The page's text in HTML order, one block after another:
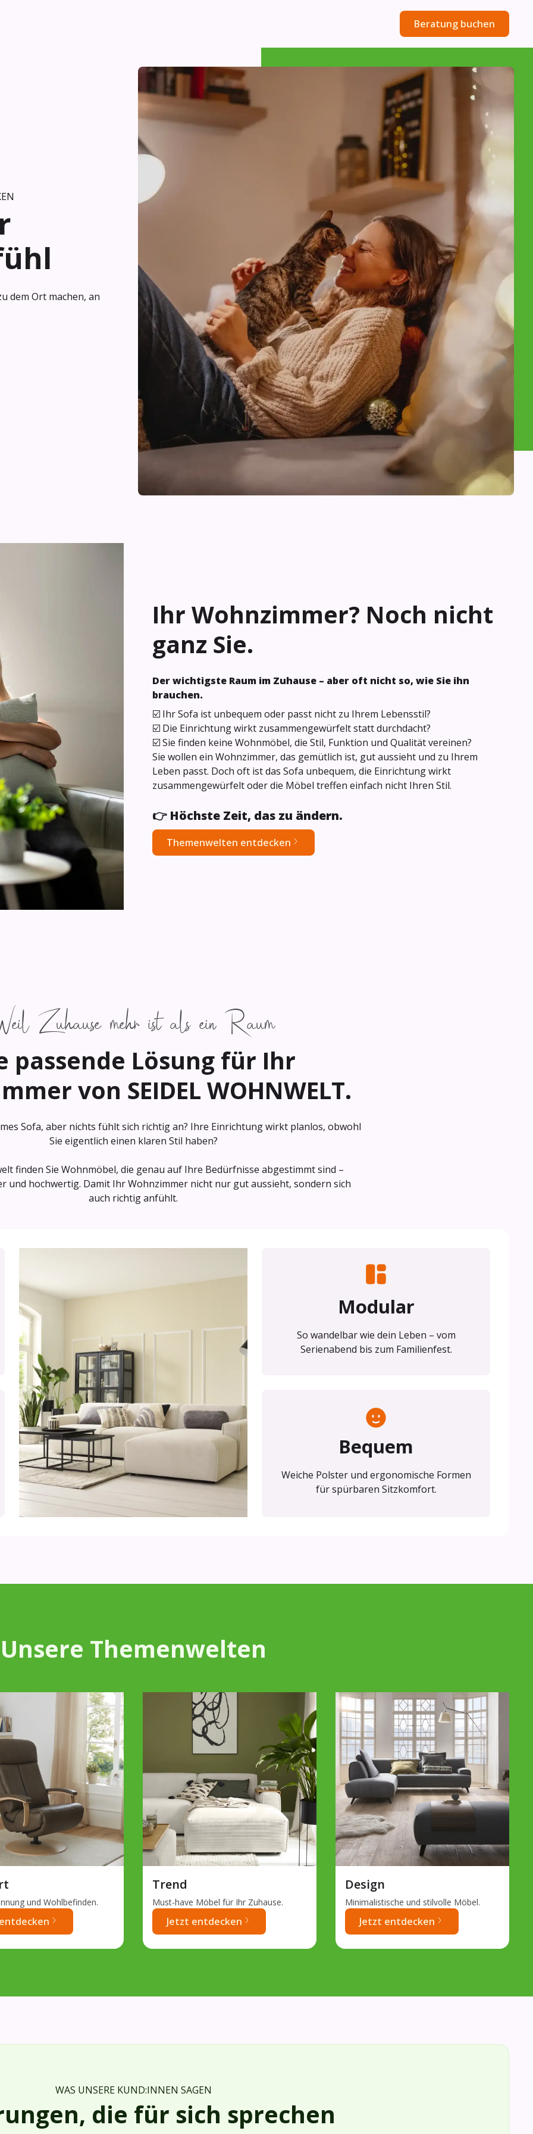
Beratung buchen
dem Ort machen, an
Ihr Wohnzimmer? Noch nicht
ganz Sie.
Der wichtigste Raum im Zuhause – aber oft nicht so, wie Sie ihn
brauchen.
☑️ Ihr Sofa ist unbequem oder passt nicht zu Ihrem Lebensstil?
☑️ Die Einrichtung wirkt zusammengewürfelt statt durchdacht?
☑️ Sie finden keine Wohnmöbel, die Stil, Funktion und Qualität vereinen?
Sie wollen ein Wohnzimmer, das gemütlich ist, gut aussieht und zu Ihrem
Leben passt. Doch oft ist das Sofa unbequem, die Einrichtung wirkt
zusammengewürfelt oder die Möbel treffen einfach nicht Ihren Stil.
👉 Höchste Zeit, das zu ändern.
Themenwelten entdecken
Zuhause mehr ist als ein Raum
passende Lösung für Ihr
von SEIDEL WOHNWELT.
Sofa, aber nichts fühlt sich richtig an? Ihre Einrichtung wirkt planlos, obwohl
Sie eigentlich einen klaren Stil haben?
finden Sie Wohnmöbel, die genau auf Ihre Bedürfnisse abgestimmt sind –
und hochwertig. Damit Ihr Wohnzimmer nicht nur gut aussieht, sondern sich
auch richtig anfühlt.
Modular
So wandelbar wie dein Leben – vom
Serienabend bis zum Familienfest.
Bequem
Weiche Polster und ergonomische Formen
für spürbaren Sitzkomfort.
Unsere Themenwelten
und Wohlbefinden.
Trend
Must-have Möbel für Ihr Zuhause.
Jetzt entdecken
Design
Minimalistische und stilvolle Möbel.
Jetzt entdecken
WAS UNSERE KUND:INNEN SAGEN
die für sich sprechen